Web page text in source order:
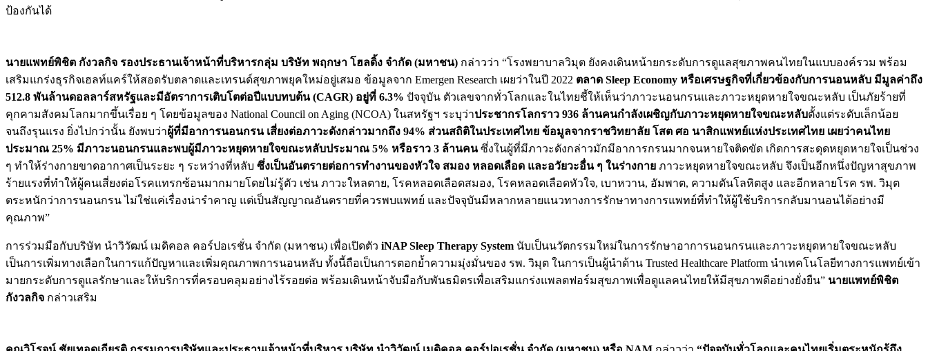
ป้องกันได้
นายแพทย์พิชิต กังวลกิจ รองประธานเจ้าหน้าที่บริหารกลุ่ม บริษัท พฤกษา โฮลดิ้ง จำกัด (มหาชน) กล่าวว่า “โรงพยาบาลวิมุต ยังคงเดินหน้ายกระดับการดูแลสุขภาพคนไทยในแบบองค์รวม พร้อม
เสริมแกร่งธุรกิจเฮลท์แคร์ให้สอดรับตลาดและเทรนด์สุขภาพยุคใหม่อยู่เสมอ ข้อมูลจาก Emergen Research เผยว่าในปี 2022 ตลาด Sleep Economy หรือเศรษฐกิจที่เกี่ยวข้องกับการนอนหลับ มีมูลค่าถึง
512.8 พันล้านดอลลาร์สหรัฐและมีอัตราการเติบโตต่อปีแบบทบต้น (CAGR) อยู่ที่ 6.3% ปัจจุบัน ตัวเลขจากทั่วโลกและในไทยชี้ให้เห็นว่าภาวะนอนกรนและภาวะหยุดหายใจขณะหลับ เป็นภัยร้ายที่
คุกคามสังคมโลกมากขึ้นเรื่อย ๆ โดยข้อมูลของ National Council on Aging (NCOA) ในสหรัฐฯ ระบุว่าประชากรโลกราว 936 ล้านคนกำลังเผชิญกับภาวะหยุดหายใจขณะหลับตั้งแต่ระดับเล็กน้อย
จนถึงรุนแรง ยิ่งไปกว่านั้น ยังพบว่าผู้ที่มีอาการนอนกรน เสี่ยงต่อภาวะดังกล่าวมากถึง 94% ส่วนสถิติในประเทศไทย ข้อมูลจากราชวิทยาลัย โสต ศอ นาสิกแพทย์แห่งประเทศไทย เผยว่าคนไทย
ประมาณ 25% มีภาวะนอนกรนและพบผู้มีภาวะหยุดหายใจขณะหลับประมาณ 5% หรือราว 3 ล้านคนซึ่งในผู้ที่มีภาวะดังกล่าวมักมีอาการกรนมากจนหายใจติดขัด เกิดการสะดุดหยุดหายใจเป็นช่วง
ๆ ทำให้ร่างกายขาดอากาศเป็นระยะ ๆ ระหว่างที่หลับ ซึ่งเป็นอันตรายต่อการทำงานของหัวใจ สมอง หลอดเลือด และอวัยวะอื่น ๆ ในร่างกาย ภาวะหยุดหายใจขณะหลับ จึงเป็นอีกหนึ่งปัญหาสุขภาพ
ร้ายแรงที่ทำให้ผู้คนเสี่ยงต่อโรคแทรกซ้อนมากมายโดยไม่รู้ตัว เช่น ภาวะใหลตาย, โรคหลอดเลือดสมอง, โรคหลอดเลือดหัวใจ, เบาหวาน, อัมพาต, ความดันโลหิตสูง และอีกหลายโรค รพ. วิมุต
ตระหนักว่าการนอนกรน ไม่ใช่แค่เรื่องน่ารำคาญ แต่เป็นสัญญาณอันตรายที่ควรพบแพทย์ และปัจจุบันมีหลากหลายแนวทางการรักษาทางการแพทย์ที่ทำให้ผู้ใช้บริการกลับมานอนได้อย่างมี
คุณภาพ”
การร่วมมือกับบริษัท นําวิวัฒน์ เมดิคอล คอร์ปอเรชั่น จํากัด (มหาชน) เพื่อเปิดตัว iNAP Sleep Therapy System นับเป็นนวัตกรรมใหม่ในการรักษาอาการนอนกรนและภาวะหยุดหายใจขณะหลับ
เป็นการเพิ่มทางเลือกในการแก้ปัญหาและเพิ่มคุณภาพการนอนหลับ ทั้งนี้ถือเป็นการตอกย้ำความมุ่งมั่นของ รพ. วิมุต ในการเป็นผู้นำด้าน Trusted Healthcare Platform นำเทคโนโลยีทางการแพทย์เข้า
มายกระดับการดูแลรักษาและให้บริการที่ครอบคลุมอย่างไร้รอยต่อ พร้อมเดินหน้าจับมือกับพันธมิตรเพื่อเสริมแกร่งแพลตฟอร์มสุขภาพเพื่อดูแลคนไทยให้มีสุขภาพดีอย่างยั่งยืน” นายแพทย์พิชิต
กังวลกิจ กล่าวเสริม